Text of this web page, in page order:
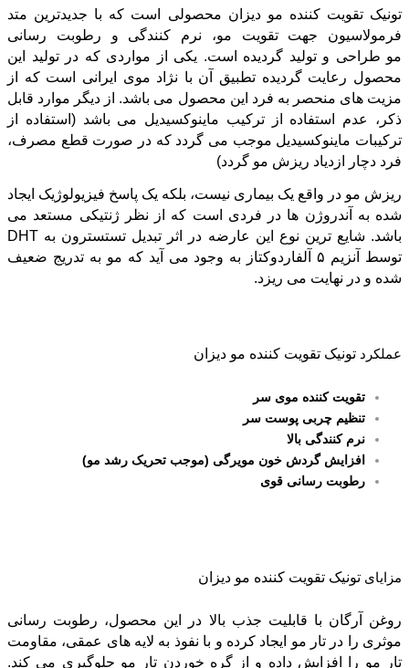
تونیک تقویت کننده مو دیزان محصولی است که با جدیدترین متد
فرمولاسیون جهت تقویت مو، نرم کنندگی و رطوبت رسانی
مو طراحی و تولید گردیده است. یکی از مواردی که در تولید این
محصول رعایت گردیده تطبیق آن با نژاد موی ایرانی است که از
مزیت های منحصر به فرد این محصول می باشد. از دیگر موارد قابل
ذکر، عدم استفاده از ترکیب ماینوکسیدیل می باشد (استفاده از
ترکیبات ماینوکسیدیل موجب می گردد که در صورت قطع مصرف،
فرد دچار ازدیاد ریزش مو گردد)
ریزش مو در واقع یک بیماری نیست، بلکه یک پاسخ فیزیولوژیک ایجاد
شده به آندروژن ها در فردی است که از نظر ژنتیکی مستعد می
باشد. شایع ترین نوع این عارضه در اثر تبدیل تستسترون به DHT
توسط آنزیم ۵ آلفاردوکتاز به وجود می آید که مو به تدریج ضعیف
شده و در نهایت می ریزد.
عملکرد تونیک تقویت کننده مو دیزان
تقویت کننده موی سر
تنظیم چربی پوست سر
نرم کنندگی بالا
افزایش گردش خون مویرگی (موجب تحریک رشد مو)
رطوبت رسانی قوی
مزایای تونیک تقویت کننده مو دیزان
روغن آرگان با قابلیت جذب بالا در این محصول، رطوبت رسانی
موثری را در تار مو ایجاد کرده و با نفوذ به لایه های عمقی، مقاومت
تار مو را افزایش داده و از گره خوردن تار مو جلوگیری می کند.